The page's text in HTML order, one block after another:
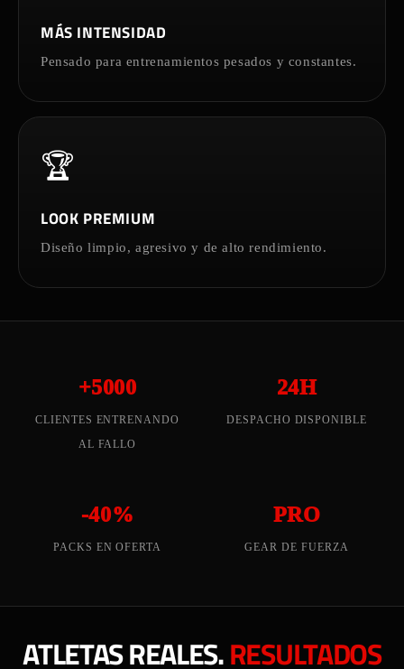
MÁS INTENSIDAD
Pensado para entrenamientos pesados y constantes.
🏆
LOOK PREMIUM
Diseño limpio, agresivo y de alto rendimiento.
+5000
CLIENTES ENTRENANDO
AL FALLO
24H
DESPACHO DISPONIBLE
-40%
PACKS EN OFERTA
PRO
GEAR DE FUERZA
ATLETAS REALES.RESULTADOS